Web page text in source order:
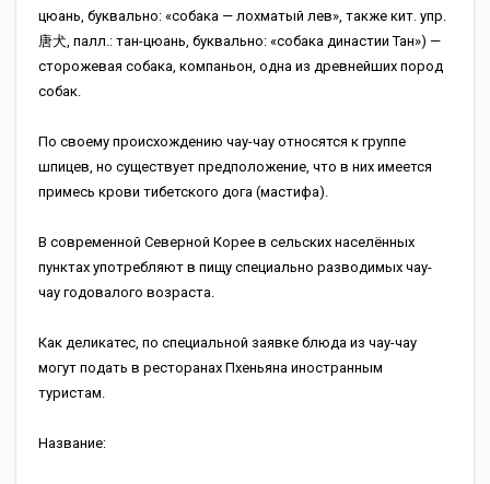
цюань, буквально: «собака — лохматый лев», также кит. упр.
唐犬, палл.: тан-цюань, буквально: «собака династии Тан») —
сторожевая собака, компаньон, одна из древнейших пород
собак.
По своему происхождению чау-чау относятся к группе
шпицев, но существует предположение, что в них имеется
примесь крови тибетского дога (мастифа).
В современной Северной Корее в сельских населённых
пунктах употребляют в пищу специально разводимых чау-
чау годовалого возраста.
Как деликатес, по специальной заявке блюда из чау-чау
могут подать в ресторанах Пхеньяна иностранным
туристам.
Название: